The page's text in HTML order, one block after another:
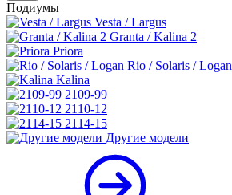
Подиумы
Vesta / Largus
Granta / Kalina 2
Priora
Rio / Solaris / Logan
Kalina
2109-99
2110-12
2114-15
Другие модели